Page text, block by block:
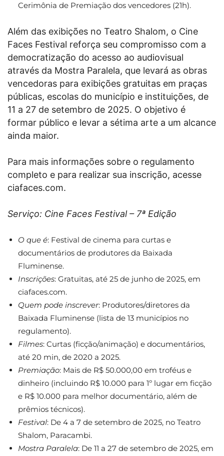
Cerimônia de Premiação dos vencedores (21h).
Além das exibições no Teatro Shalom, o Cine
Faces Festival reforça seu compromisso com a
democratização do acesso ao audiovisual
através da Mostra Paralela, que levará as obras
vencedoras para exibições gratuitas em praças
públicas, escolas do município e instituições, de
11 a 27 de setembro de 2025. O objetivo é
formar público e levar a sétima arte a um alcance
ainda maior.
Para mais informações sobre o regulamento
completo e para realizar sua inscrição, acesse
ciafaces.com.
Serviço: Cine Faces Festival – 7ª Edição
O que é: Festival de cinema para curtas e
documentários de produtores da Baixada
Fluminense.
Inscrições: Gratuitas, até 25 de junho de 2025, em
ciafaces.com.
Quem pode inscrever: Produtores/diretores da
Baixada Fluminense (lista de 13 municípios no
regulamento).
Filmes: Curtas (ficção/animação) e documentários,
até 20 min, de 2020 a 2025.
Premiação: Mais de R$ 50.000,00 em troféus e
dinheiro (incluindo R$ 10.000 para 1º lugar em ficção
e R$ 10.000 para melhor documentário, além de
prêmios técnicos).
Festival: De 4 a 7 de setembro de 2025, no Teatro
Shalom, Paracambi.
Mostra Paralela: De 11 a 27 de setembro de 2025, em